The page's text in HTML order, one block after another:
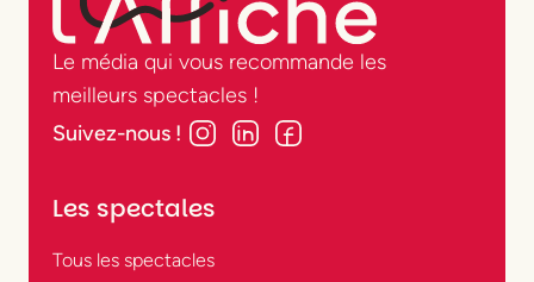
Le média qui vous recommande les
meilleurs spectacles !
Suivez-nous !
Les spectales
Tous les spectacles